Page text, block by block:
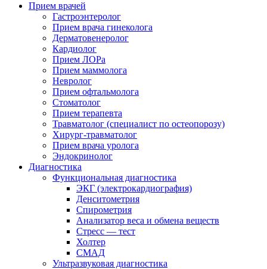
Прием врачей
Гастроэнтеролог
Прием врача гинеколога
Дерматовенеролог
Кардиолог
Прием ЛОРа
Прием маммолога
Невролог
Прием офтальмолога
Стоматолог
Прием терапевта
Травматолог (специалист по остеопорозу)
Хирург-травматолог
Прием врача уролога
Эндокринолог
Диагностика
Функциональная диагностика
ЭКГ (электрокардиография)
Денситометрия
Спирометрия
Анализатор веса и обмена веществ
Стресс — тест
Холтер
СМАД
Ультразвуковая диагностика